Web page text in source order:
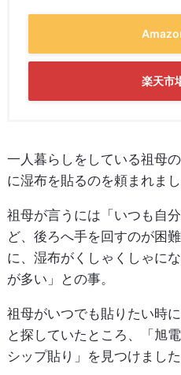
楽天市
一人暮らしをしている祖母
に湿布を貼るのを頼まれまし
祖母が言うには「いつも自
ど、後ろへ手を回すのが困
に、湿布がくしゃくしゃに
が多い」との事。
祖母がいつでも貼りたい時
と探していたところ、「旭
シップ貼り」を見つけました